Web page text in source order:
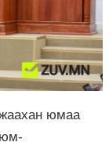
юмаа
юм-